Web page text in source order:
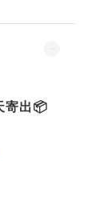
寄出📦